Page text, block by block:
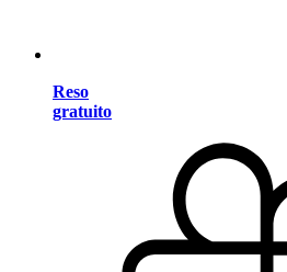
Reso
gratuito